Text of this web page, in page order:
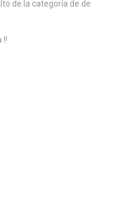
de la categoría de de
!!